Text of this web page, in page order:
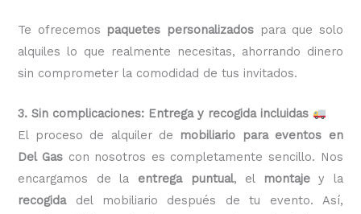
Te ofrecemos paquetes personalizados para que solo
alquiles lo que realmente necesitas, ahorrando dinero
sin comprometer la comodidad de tus invitados.
3. Sin complicaciones: Entrega y recogida incluidas
El proceso de alquiler de mobiliario para eventos en
Del Gas con nosotros es completamente sencillo. Nos
encargamos de la entrega puntual, el montajey la
recogidadel mobiliario después de tu evento. Así,